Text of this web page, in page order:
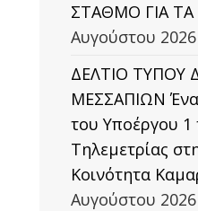
ΣΤΑΘΜΟ ΓΙΑ ΤΑ
Αυγούστου 2026
ΔΕΛΤΙΟ ΤΥΠΟΥ
ΜΕΣΣΑΠΙΩΝ
του Υποέργου 1
Τηλεμετρίας
Κοινότητα
Αυγούστου 2026